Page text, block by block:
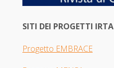
SITI DEI PROGETTI IRTA
Progetto EMBRACE